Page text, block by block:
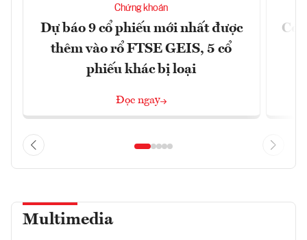
Chứng khoán
Dự báo 9 cổ phiếu mới nhất được
thêm vào rổ FTSE GEIS, 5 cổ
phiếu khác bị loại
Đọc ngay
Có
Multimedia